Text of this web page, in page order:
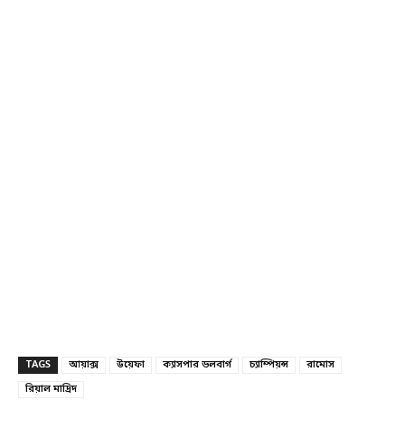
TAGS আয়াক্স উয়েফা ক্যাসপার ডলবার্গ চ্যাম্পিয়ন্স
রামোস
রিয়াল মাদ্রিদ